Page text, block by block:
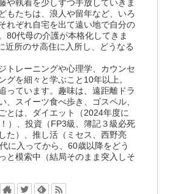
や執着を少しずつ手放していきま
もたちは、浪人や留年など、いろ
れぞれ自宅を出て遠い地で自分の
80代母の介護が本格化してきま
近所のサ高住に入所し、どうなる
トレーニングや心理学、カウンセ
グを細々と学ぶこと10年以上。
っています。趣味は、遠距離ドラ
、スイーツ食べ歩き、ゴスペル、
とは、ダイエット（2024年度に
）、投資（FP3級、簿記３級必死
た）、推し活（ミセス、西野亮
に入ってから、60歳以降をどう
と模索中（結局そのまま突入しそ